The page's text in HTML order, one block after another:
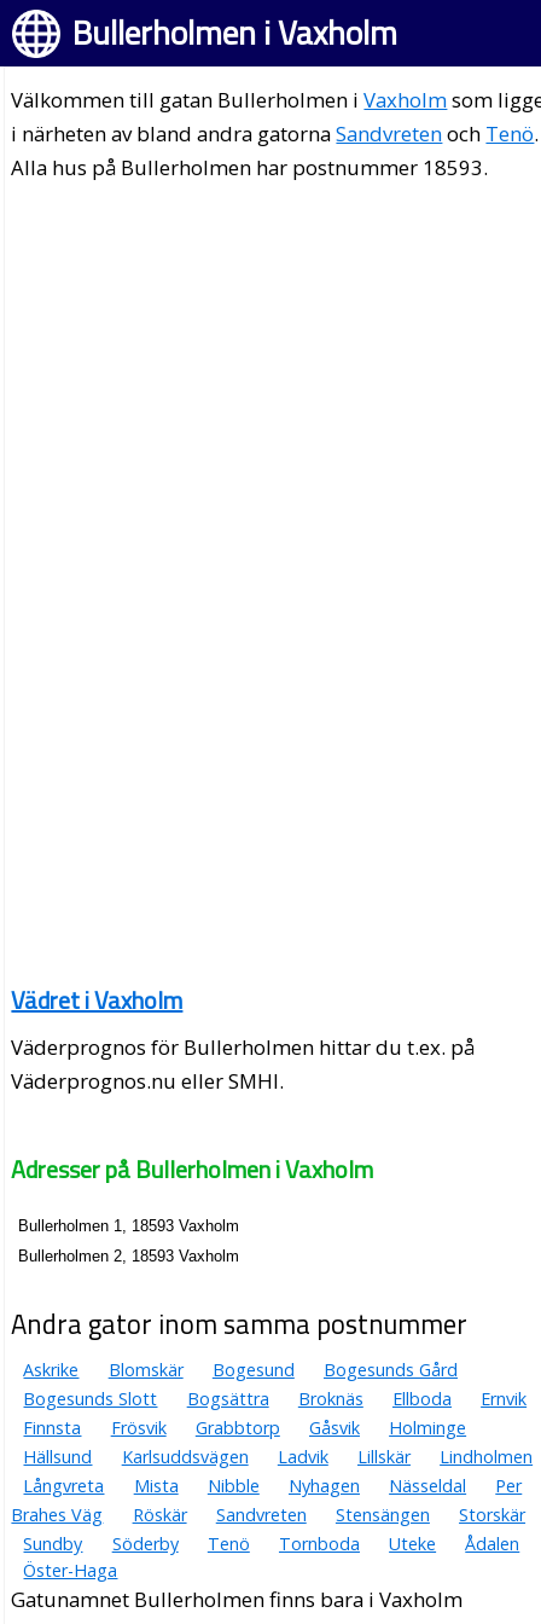
Bullerholmen i Vaxholm
Välkommen till gatan Bullerholmen iVaxholmsom
i närheten av bland andra gatornaSandvretenoch Tenö.
Alla hus på Bullerholmen har postnummer 18593.
Vädret i Vaxholm
Väderprognos för Bullerholmen hittar du t.ex. på
Väderprognos.nu eller SMHI.
Adresser på Bullerholmen i Vaxholm
Bullerholmen 1, 18593 Vaxholm
Bullerholmen 2, 18593 Vaxholm
Andra gator inom samma postnummer
Askrike Blomskär Bogesund
Bogesunds Gård
Bogesunds Slott
Bogsättra Broknäs Ellboda
Ernvik
Finnsta
Frösvik Grabbtorp Gåsvik
Holminge
Hällsund
Karlsuddsvägen Ladvik Lillskär
Lindholmen
Långvreta
Mista Nibble Nyhagen Nässeldal
Per
Brahes Väg
Röskär Sandvreten Stensängen
Storskär
Sundby
Söderby Tenö Tornboda Uteke
Ådalen
Öster-Haga
Gatunamnet Bullerholmen finns bara i Vaxholm